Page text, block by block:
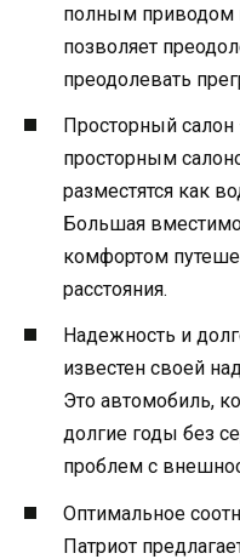
полным приводом
позволяет
преодолевать
Просторный
просторным
разместятся как
Большая
комфортом
расстояния.
Надежность и
известен своей
Это автомобиль,
долгие годы без
проблем с
Оптимальное
Патриот